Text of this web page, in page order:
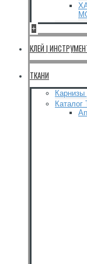
+
КЛЕЙ |
ТКАНИ
Каталог